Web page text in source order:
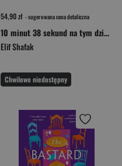
54,90 zł - sugerowana cena detaliczna
10 minut 38 sekund na tym dziwnym świecie
Elif Shafak
Chwilowo niedostępny